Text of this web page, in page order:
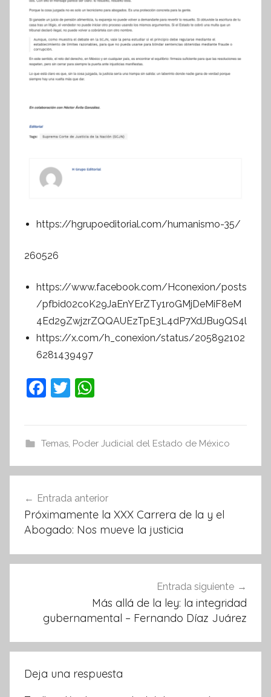
https://hgrupoeditorial.com/humanismo-35/
260526
https://www.facebook.com/Hconexion/posts
/pfbid02coK29JaEnYErZTy1roGMjDeMiF8eM
4Ed29ZwjzrZQQAUEzTpE3L4dP7XdJBu9QS4l
https://x.com/h_conexion/status/205892102
6281439497
F
e
b
o
k
T
er s
A
p
Temas, Poder Judicial del Estado de México
de
entradas
Entrada anterior
Próximamente la XXX Carrera de la y el
Abogado: Nos mueve la justicia
Entrada siguiente
Más allá de la ley: la integridad
gubernamental – Fernando Díaz Juárez
Deja una respuesta